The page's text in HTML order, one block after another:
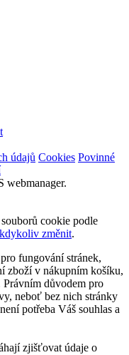
údajů Cookies Povinné
cookie podle
kdykoliv změnit.
fungování stránek,
zboží v nákupním košíku,
důvodem pro
neboť bez nich stránky
potřeba Váš souhlas a
zjišťovat údaje o